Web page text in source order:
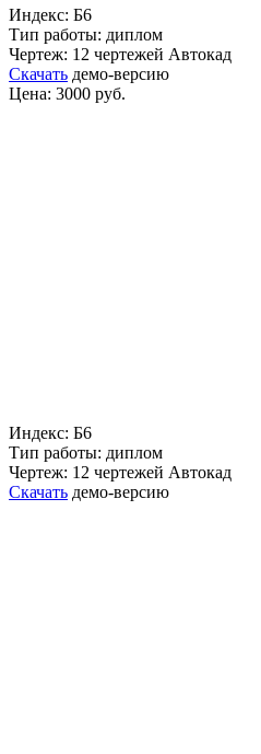
Индекс: Б6
Тип работы: диплом
Чертеж: 12 чертежей Автокад
Скачать демо-версию
Цена: 3000 руб.
Индекс: Б6
Тип работы: диплом
Чертеж: 12 чертежей Автокад
Скачать демо-версию